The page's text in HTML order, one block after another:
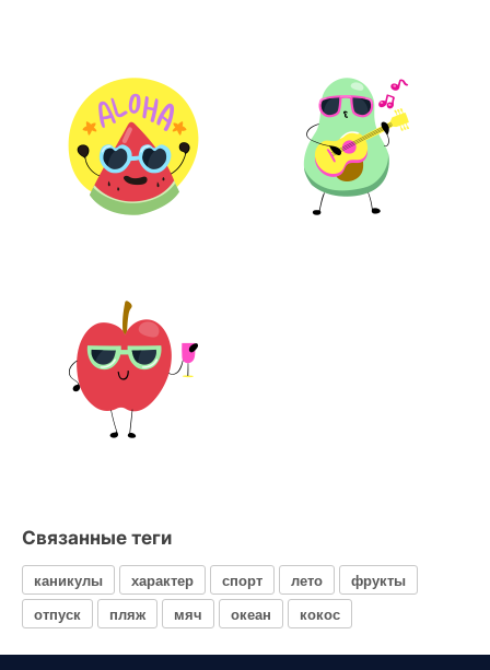
Связанные теги
каникулы характер спорт лето
фрукты
отпуск
пляж мяч океан кокос